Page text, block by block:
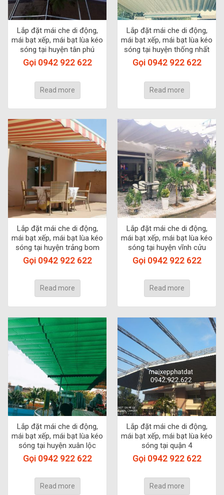
Lắp đặt mái che di động,
mái bạt xếp, mái bạt lùa kéo
sóng tại huyện tân phú
Gọi 0942 922 622
Read more
Lắp đặt mái che di động,
mái bạt xếp, mái bạt lùa kéo
sóng tại huyện thống nhất
Gọi 0942 922 622
Read more
Lắp đặt mái che di động,
mái bạt xếp, mái bạt lùa kéo
sóng tại huyện trảng bom
Gọi 0942 922 622
Read more
Lắp đặt mái che di động,
mái bạt xếp, mái bạt lùa kéo
sóng tại huyện vĩnh cửu
Gọi 0942 922 622
Read more
Lắp đặt mái che di động,
mái bạt xếp, mái bạt lùa kéo
sóng tại huyện xuân lộc
Gọi 0942 922 622
Read more
Lắp đặt mái che di động,
mái bạt xếp, mái bạt lùa kéo
sóng tại quận 4
Gọi 0942 922 622
Read more